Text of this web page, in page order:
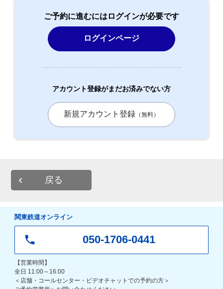
ご予約に進むにはログインが必要です
ログインページ
アカウント登録がまだお済みでない方
新規アカウント登録 （無料）
戻る
関東鉄道オンライン
050-1706-0441
【営業時間】
全日 11:00～16:00
＜店舗・コールセンター・ビデオチャットでの予約の方＞